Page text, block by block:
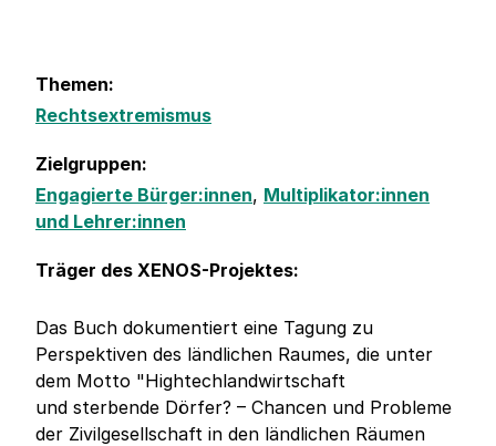
Themen:
Rechtsextremismus
Zielgruppen:
Engagierte Bürger:innen, Multiplikator:innen
und Lehrer:innen
Träger des XENOS-Projektes:
Das Buch dokumentiert eine Tagung zu
Perspektiven des ländlichen Raumes, die unter
dem Motto "Hightechlandwirtschaft
und sterbende Dörfer? – Chancen und Probleme
der Zivilgesellschaft in den ländlichen Räumen